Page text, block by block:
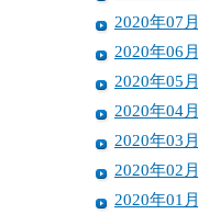
2020年07月
2020年06月
2020年05月
2020年04月
2020年03月
2020年02月
2020年01月